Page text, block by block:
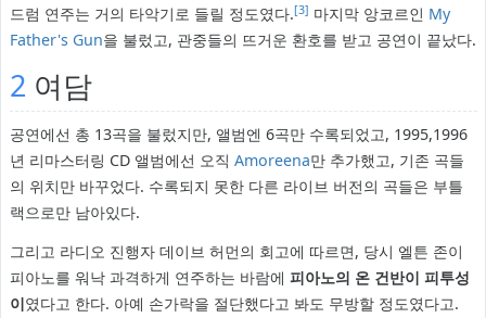
드럼 연주는 거의 타악기로 들릴 정도였다.[3] 마지막 앙코르인 My
Father's Gun을 불렀고, 관중들의 뜨거운 환호를 받고 공연이 끝났다.
2 여담
공연에선 총 13곡을 불렀지만, 앨범엔 6곡만 수록되었고, 1995,1996
년 리마스터링 CD 앨범에선 오직 Amoreena만 추가했고, 기존 곡들
의 위치만 바꾸었다. 수록되지 못한 다른 라이브 버전의 곡들은 부틀
랙으로만 남아있다.
그리고 라디오 진행자 데이브 허먼의 회고에 따르면, 당시 엘튼 존이
피아노를 워낙 과격하게 연주하는 바람에 피아노의 온 건반이 피투성
이였다고 한다. 아예 손가락을 절단했다고 봐도 무방할 정도였다고.